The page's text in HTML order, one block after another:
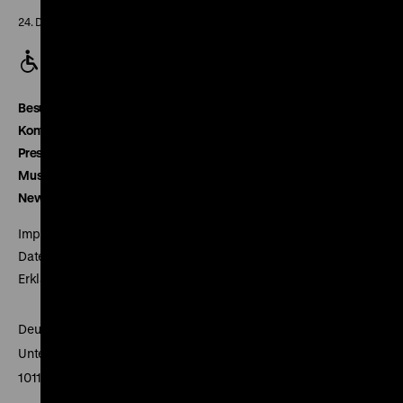
24. Dezember geschlossen
Besucherservice
Kontakt
Presse
Museumsverein
Newsletter
Impressum
Datenschutz
Erklärung digitale Barrierefreiheit
Deutsches Historisches Museum
Unter den Linden 2
10117 Berlin